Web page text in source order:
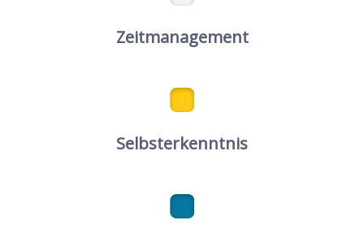
Zeitmanagement
Selbsterkenntnis